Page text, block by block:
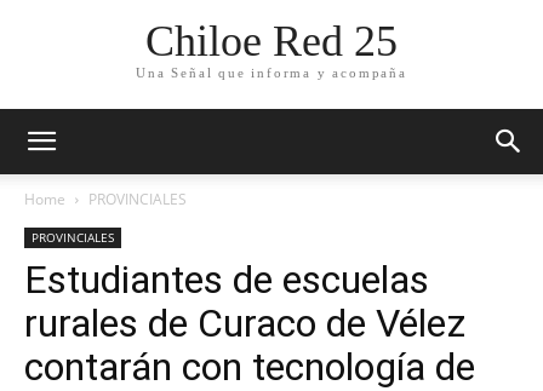
Chiloe Red 25
Una Señal que informa y acompaña
Home PROVINCIALES
PROVINCIALES
Estudiantes de escuelas
rurales de Curaco de Vélez
contarán con tecnología de